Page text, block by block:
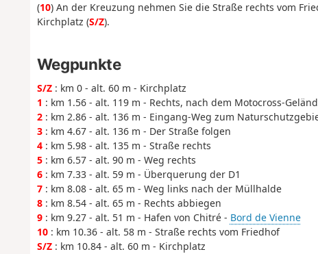
(10) An der Kreuzung nehmen Sie die Straße rechts vom
Kirchplatz (S/Z).
Wegpunkte
S/Z: km 0 - alt. 60 m - Kirchplatz
1 : km 1.56 - alt. 119 m - Rechts, nach dem Motocross-
2: km 2.86 - alt. 136 m - Eingang-Weg zum
3: km 4.67 - alt. 136 m - Der Straße folgen
4: km 5.98 - alt. 135 m - Straße rechts
5: km 6.57 - alt. 90 m - Weg rechts
6: km 7.33 - alt. 59 m - Überquerung der D1
7: km 8.08 - alt. 65 m - Weg links nach der Müllhalde
8: km 8.54 - alt. 65 m - Rechts abbiegen
9: km 9.27 - alt. 51 m - Hafen von Chitré - Bord de Vienne
10: km 10.36 - alt. 58 m - Straße rechts vom Friedhof
S/Z: km 10.84 - alt. 60 m - Kirchplatz